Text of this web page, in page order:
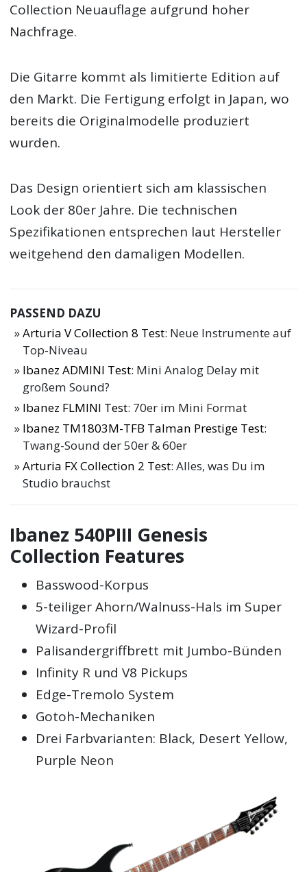
Collection Neuauflage aufgrund hoher
Nachfrage.
Die Gitarre kommt als limitierte Edition auf
den Markt. Die Fertigung erfolgt in Japan, wo
bereits die Originalmodelle produziert
wurden.
Das Design orientiert sich am klassischen
Look der 80er Jahre. Die technischen
Spezifikationen entsprechen laut Hersteller
weitgehend den damaligen Modellen.
PASSEND DAZU
Arturia V Collection 8 Test: Neue Instrumente auf
Top-Niveau
Ibanez ADMINI Test: Mini Analog Delay mit
großem Sound?
Ibanez FLMINI Test: 70er im Mini Format
Ibanez TM1803M-TFB Talman Prestige Test:
Twang-Sound der 50er & 60er
Arturia FX Collection 2 Test: Alles, was Du im
Studio brauchst
Ibanez 540PIII Genesis
Collection Features
Basswood-Korpus
5-teiliger Ahorn/Walnuss-Hals im Super
Wizard-Profil
Palisandergriffbrett mit Jumbo-Bünden
Infinity R und V8 Pickups
Edge-Tremolo System
Gotoh-Mechaniken
Drei Farbvarianten: Black, Desert Yellow,
Purple Neon